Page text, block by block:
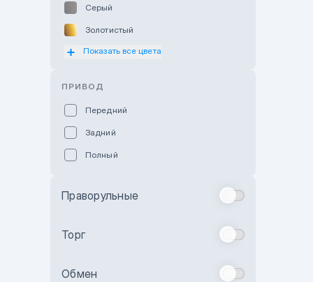
Серый
Золотистый
Оранжевый
Бежевый
Показать все цвета
ПРИВОД
Передний
Задний
Полный
Праворульные
Торг
Обмен